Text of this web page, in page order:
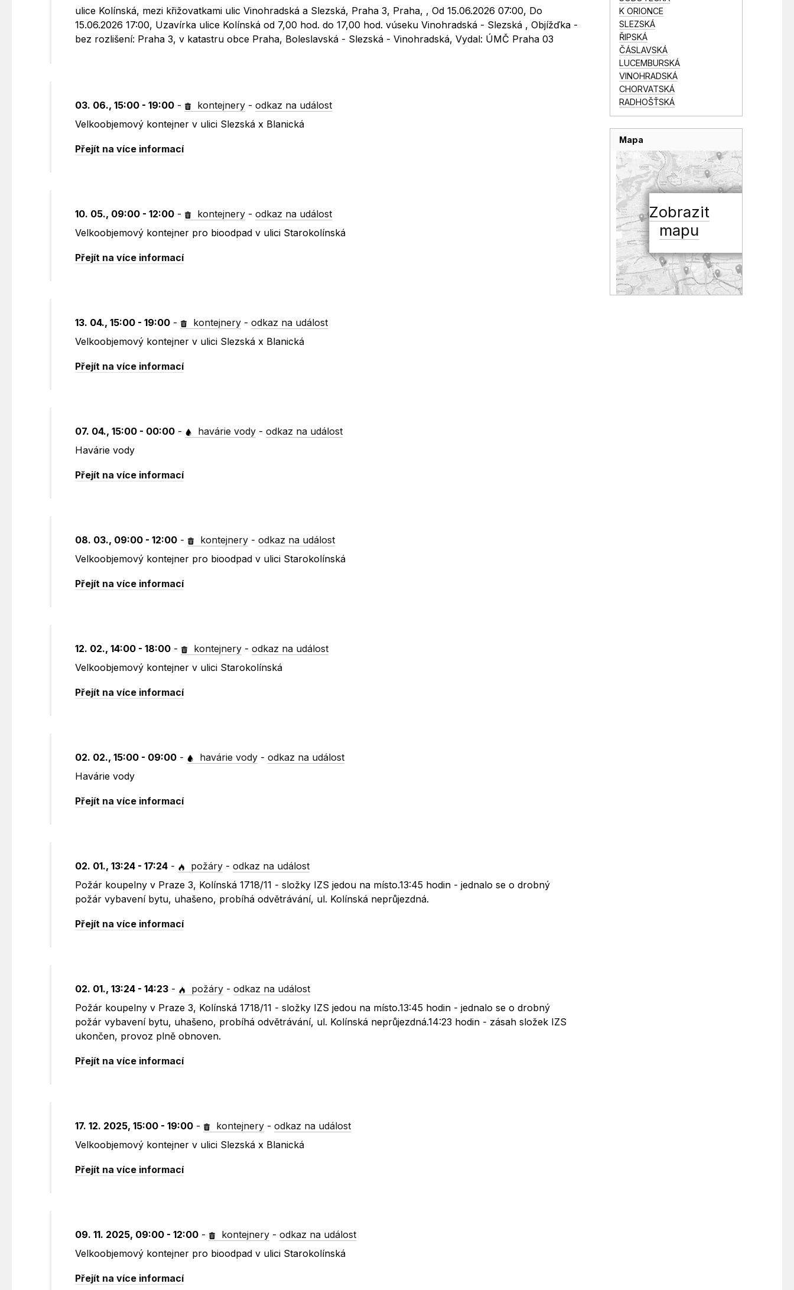
ulice Kolínská, mezi křižovatkami ulic Vinohradská a Slezská, Praha 3, Praha, , Od 15.06.2026 07:00, Do
15.06.2026 17:00, Uzavírka ulice Kolínská od 7,00 hod. do 17,00 hod. vúseku Vinohradská - Slezská , Objížďka -
bez rozlišení: Praha 3, v katastru obce Praha, Boleslavská - Slezská - Vinohradská, Vydal: ÚMČ Praha 03
03. 06., 15:00 - 19:00 - kontejnery -odkaz na událost
Velkoobjemový kontejner v ulici Slezská x Blanická
Přejít na více informací
10. 05., 09:00 - 12:00 - kontejnery -odkaz na událost
Velkoobjemový kontejner pro bioodpad v ulici Starokolínská
Přejít na více informací
13. 04., 15:00 - 19:00 - kontejnery -odkaz na událost
Velkoobjemový kontejner v ulici Slezská x Blanická
Přejít na více informací
07. 04., 15:00 - 00:00 - havárie vody -odkaz na událost
Havárie vody
Přejít na více informací
08. 03., 09:00 - 12:00 - kontejnery -odkaz na událost
Velkoobjemový kontejner pro bioodpad v ulici Starokolínská
Přejít na více informací
12. 02., 14:00 - 18:00 - kontejnery -odkaz na událost
Velkoobjemový kontejner v ulici Starokolínská
Přejít na více informací
02. 02., 15:00 - 09:00 - havárie vody -odkaz na událost
Havárie vody
Přejít na více informací
02. 01., 13:24 - 17:24 - požáry -odkaz na událost
Požár koupelny v Praze 3, Kolínská 1718/11 - složky IZS jedou na místo.13:45 hodin - jednalo se o drobný
požár vybavení bytu, uhašeno, probíhá odvětrávání, ul. Kolínská neprůjezdná.
Přejít na více informací
02. 01., 13:24 - 14:23 - požáry -odkaz na událost
Požár koupelny v Praze 3, Kolínská 1718/11 - složky IZS jedou na místo.13:45 hodin - jednalo se o drobný
požár vybavení bytu, uhašeno, probíhá odvětrávání, ul. Kolínská neprůjezdná.14:23 hodin - zásah složek IZS
ukončen, provoz plně obnoven.
Přejít na více informací
17. 12. 2025, 15:00 - 19:00 - kontejnery -odkaz na událost
Velkoobjemový kontejner v ulici Slezská x Blanická
Přejít na více informací
09. 11. 2025, 09:00 - 12:00 - kontejnery -odkaz na událost
Velkoobjemový kontejner pro bioodpad v ulici Starokolínská
Přejít na více informací
K ORIONCE
SLEZSKÁ
ŘIPSKÁ
ČÁSLAVSKÁ
LUCEMBURSKÁ
VINOHRADSKÁ
CHORVATSKÁ
RADHOŠŤSKÁ
Mapa
Zobrazit
mapu